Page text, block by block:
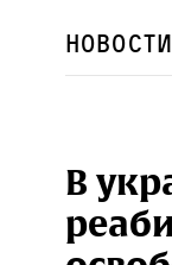
Новости
В